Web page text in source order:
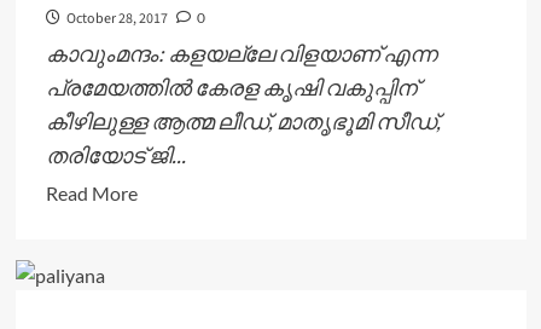
October 28, 2017 0
കാവുംമന്ദം: കളയല്ലേ വിളയാണ് എന്ന
പ്രമേയത്തില്‍ കേരള കൃഷി വകുപ്പിന്
കീഴിലുള്ള ആത്മ ലീഡ്, മാതൃഭൂമി സീഡ്,
തരിയോട് ജി...
Read MoreRead